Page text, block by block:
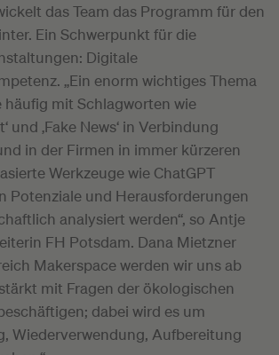
das Team das Programm für den
Ein Schwerpunkt für die
Digitale
„Ein enorm wichtiges Thema
häufig mit Schlagworten wie
und ‚Fake News‘ in Verbindung
in der Firmen in immer kürzeren
Werkzeuge wie ChatGPT
Potenziale und Herausforderungen
analysiert werden“, so Antje
FH Potsdam. Dana Mietzner
Makerspace werden wir uns ab
mit Fragen der ökologischen
dabei wird es um
Wiederverwendung, Aufbereitung